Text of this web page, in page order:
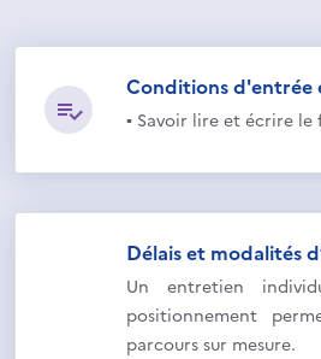
Conditions d'entrée
▪ Savoir lire et écrire le
Délais et modalités
Un entretien
positionnement
parcours sur mesure.